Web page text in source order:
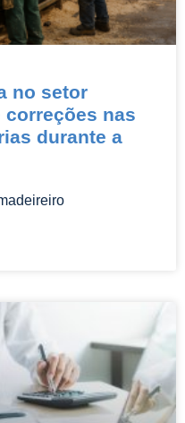
no setor
nas
durante a